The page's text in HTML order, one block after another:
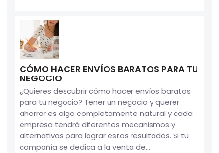
CÓMO HACER ENVÍOS BARATOS PARA TU
NEGOCIO
¿Quieres descubrir cómo hacer envíos baratos
para tu negocio? Tener un negocio y querer
ahorrar es algo completamente natural y cada
empresa tendrá diferentes mecanismos y
alternativas para lograr estos resultados. Si tu
compañía se dedica a la venta de...